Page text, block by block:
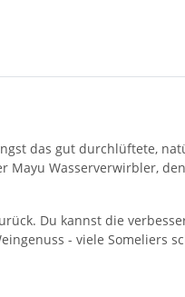
das gut durchlüftete,
Mayu Wasserverwirbler,
Du kannst die
- viele Someliers